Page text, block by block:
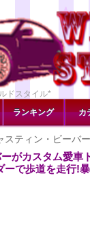
ドスタイル*
ランキング カ
スティン・ビーバー
がカスタム愛車
ーで歩道を走行!